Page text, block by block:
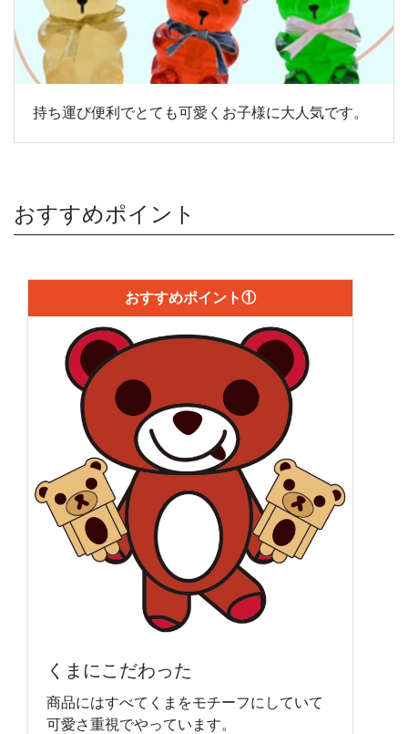
持ち運び便利でとても可愛くお子様に大人気です。
おすすめポイント
おすすめポイント①
くまにこだわった
商品にはすべてくまをモチーフにしていて
可愛さ重視でやっています。